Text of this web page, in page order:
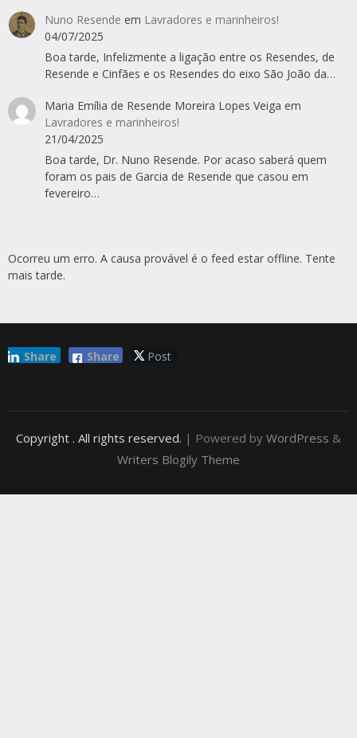
Nuno Resende em Lavradores e marinheiros!
04/07/2025
Boa tarde, Infelizmente a ligação entre os Resendes, de
Resende e Cinfães e os Resendes do eixo São João da…
Maria Emília de Resende Moreira Lopes Veiga em
Lavradores e marinheiros!
21/04/2025
Boa tarde, Dr. Nuno Resende. Por acaso saberá quem
foram os pais de Garcia de Resende que casou em
fevereiro…
Ocorreu um erro. A causa provável é o feed estar offline. Tente
mais tarde.
Share Post
Share
Copyright . All rights reserved. | Powered by WordPress &
Writers Blogily Theme